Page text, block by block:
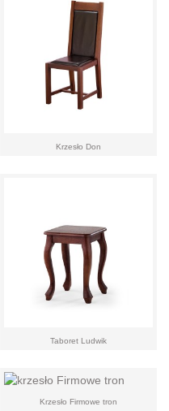
Krzesło Don
Taboret Ludwik
Krzesło Firmowe tron